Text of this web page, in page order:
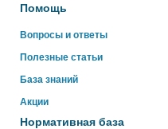
Помощь
Вопросы и ответы
Полезные статьи
База знаний
Акции
Нормативная база